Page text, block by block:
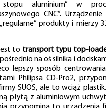
aluminium” w
CNC”.
produkty i mierzy
to transport typu top-
na oś silnika i
lepszy sposób
Philipsa CD-Pro2,
SUOS, ale to wciąż
płytą z aluminiowym